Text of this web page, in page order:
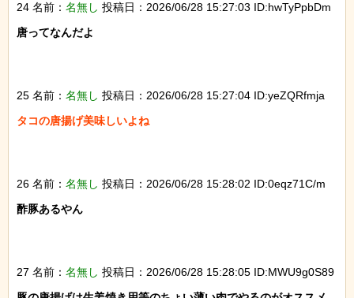
24 名前： 名無し 投稿日：2026/06/28 15:27:03 ID:hwTyPpbDm
唐ってなんだよ
25 名前： 名無し 投稿日：2026/06/28 15:27:04 ID:yeZQRfmja
タコの唐揚げ美味しいよね
26 名前： 名無し 投稿日：2026/06/28 15:28:02 ID:0eqz71C/m
酢豚あるやん
27 名前： 名無し 投稿日：2026/06/28 15:28:05 ID:MWU9g0S89